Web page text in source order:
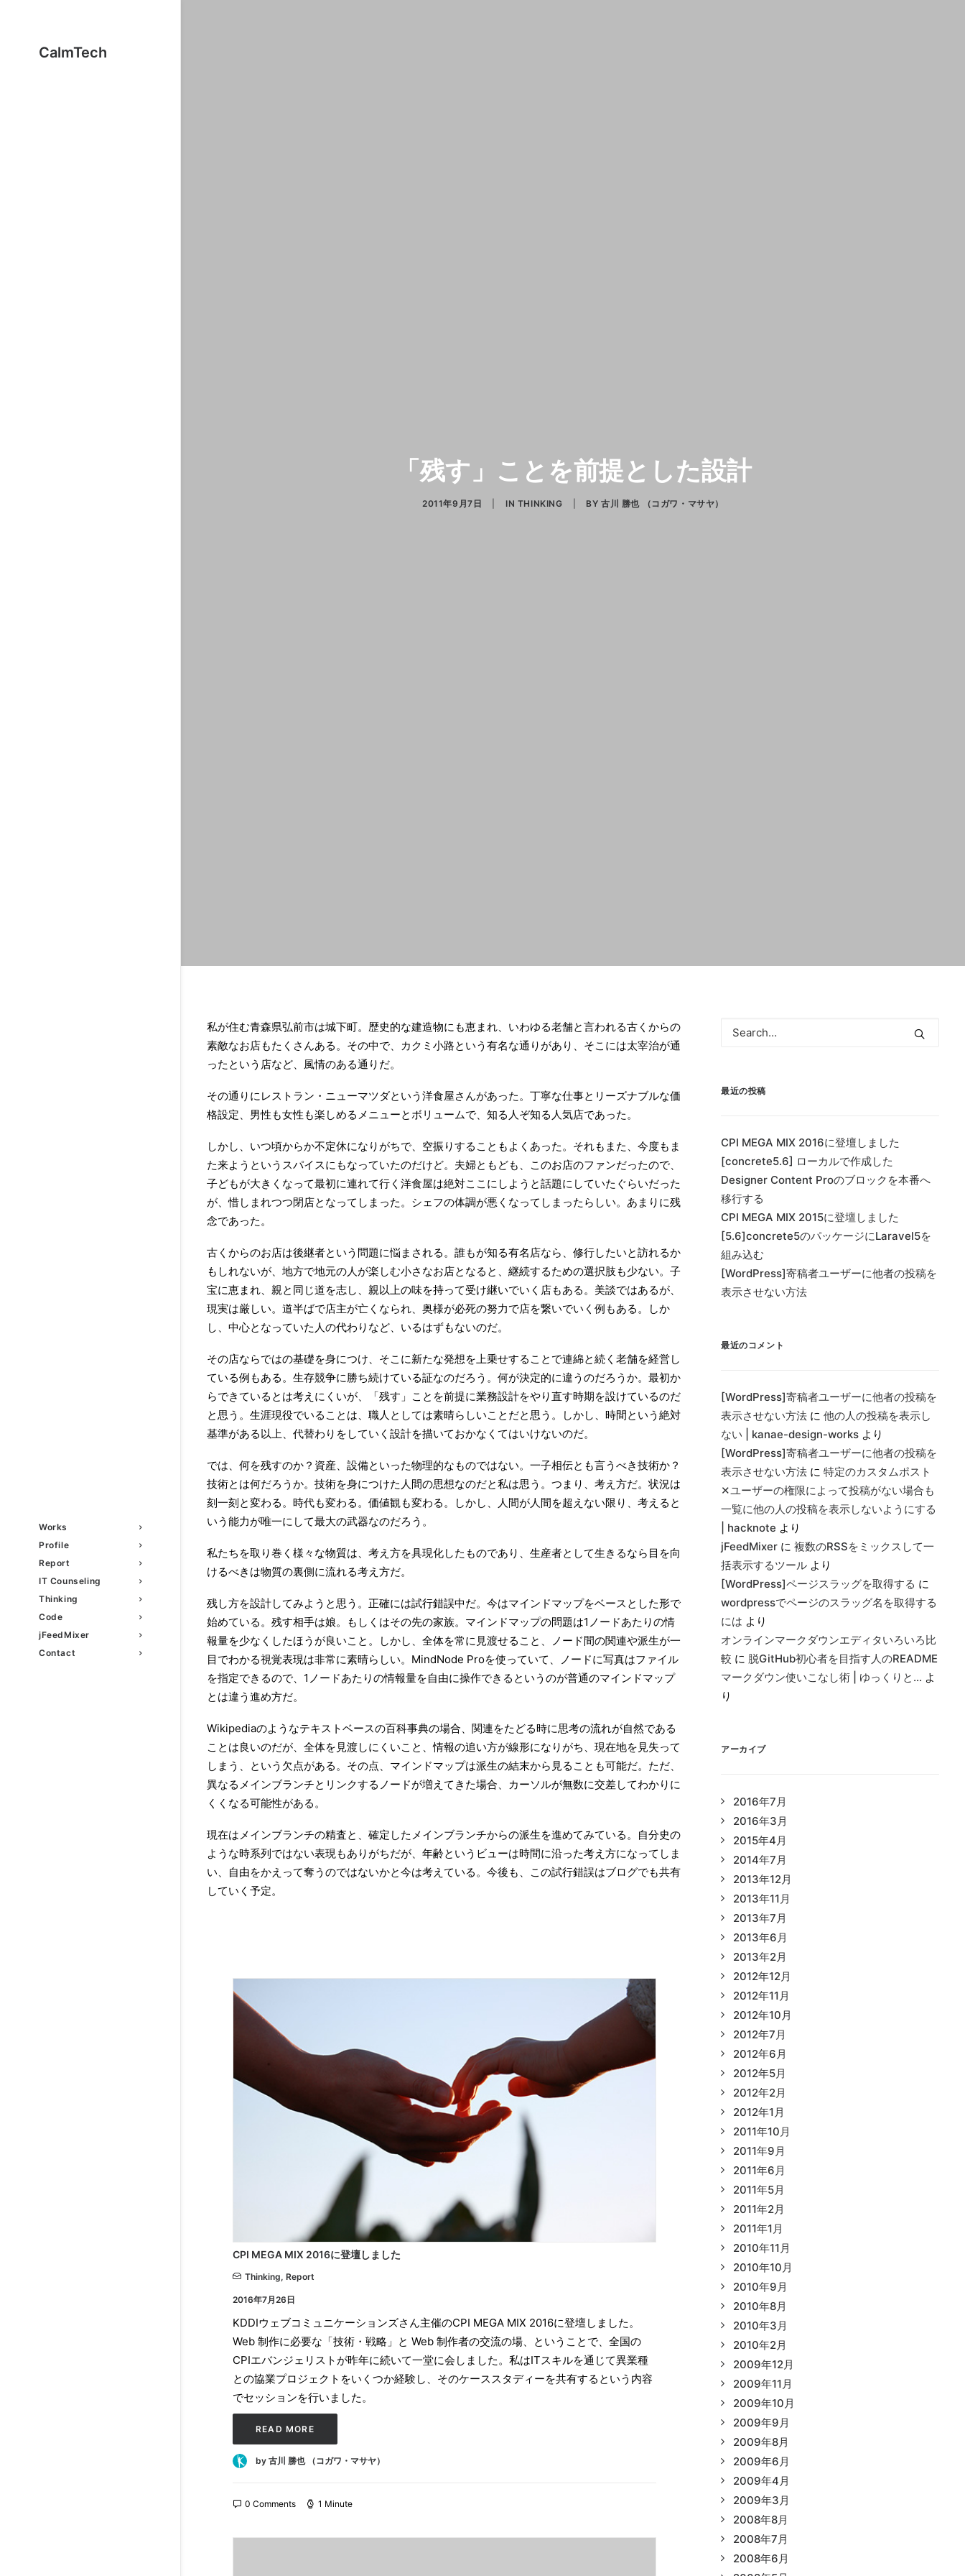
CalmTech
Works
Profile
Report
IT Counseling
Thinking
Code
jFeedMixer
Contact
「残す」ことを前提とした設計
2011年9月7日 IN THINKING BY古川 勝也 （コガワ・マサヤ）
私が住む青森県弘前市は城下町。歴史的な建造物にも恵まれ、いわゆる老舗と言われる古くからの
素敵なお店もたくさんある。その中で、カクミ小路という有名な通りがあり、そこには太宰治が通
ったという店など、風情のある通りだ。
その通りにレストラン・ニューマツダという洋食屋さんがあった。丁寧な仕事とリーズナブルな価
格設定、男性も女性も楽しめるメニューとボリュームで、知る人ぞ知る人気店であった。
しかし、いつ頃からか不定休になりがちで、空振りすることもよくあった。それもまた、今度もま
た来ようというスパイスにもなっていたのだけど。夫婦ともども、このお店のファンだったので、
子どもが大きくなって最初に連れて行く洋食屋は絶対ここにしようと話題にしていたぐらいだった
が、惜しまれつつ閉店となってしまった。シェフの体調が悪くなってしまったらしい。あまりに残
念であった。
古くからのお店は後継者という問題に悩まされる。誰もが知る有名店なら、修行したいと訪れるか
もしれないが、地方で地元の人が楽しむ小さなお店となると、継続するための選択肢も少ない。子
宝に恵まれ、親と同じ道を志し、親以上の味を持って受け継いでいく店もある。美談ではあるが、
現実は厳しい。道半ばで店主が亡くなられ、奥様が必死の努力で店を繋いでいく例もある。しか
し、中心となっていた人の代わりなど、いるはずもないのだ。
その店ならではの基礎を身につけ、そこに新たな発想を上乗せすることで連綿と続く老舗を経営し
ている例もある。生存競争に勝ち続けている証なのだろう。何が決定的に違うのだろうか。最初か
らできているとは考えにくいが、「残す」ことを前提に業務設計をやり直す時期を設けているのだ
と思う。生涯現役でいることは、職人としては素晴らしいことだと思う。しかし、時間という絶対
基準がある以上、代替わりをしていく設計を描いておかなくてはいけないのだ。
では、何を残すのか？資産、設備といった物理的なものではない。一子相伝とも言うべき技術か？
技術とは何だろうか。技術を身につけた人間の思想なのだと私は思う。つまり、考え方だ。状況は
刻一刻と変わる。時代も変わる。価値観も変わる。しかし、人間が人間を超えない限り、考えると
いう能力が唯一にして最大の武器なのだろう。
私たちを取り巻く様々な物質は、考え方を具現化したものであり、生産者として生きるなら目を向
けるべきは物質の裏側に流れる考え方だ。
残し方を設計してみようと思う。正確には試行錯誤中だ。今はマインドマップをベースとした形で
始めている。残す相手は娘。もしくはその先の家族。マインドマップの問題は1ノードあたりの情
報量を少なくしたほうが良いこと。しかし、全体を常に見渡せること、ノード間の関連や派生が一
目でわかる視覚表現は非常に素晴らしい。MindNode Proを使っていて、ノードに写真はファイル
を指定できるので、1ノードあたりの情報量を自由に操作できるというのが普通のマインドマップ
とは違う進め方だ。
Wikipediaのようなテキストベースの百科事典の場合、関連をたどる時に思考の流れが自然である
ことは良いのだが、全体を見渡しにくいこと、情報の追い方が線形になりがち、現在地を見失って
しまう、という欠点がある。その点、マインドマップは派生の結末から見ることも可能だ。ただ、
異なるメインブランチとリンクするノードが増えてきた場合、カーソルが無数に交差してわかりに
くくなる可能性がある。
現在はメインブランチの精査と、確定したメインブランチからの派生を進めてみている。自分史の
ような時系列ではない表現もありがちだが、年齢というビューは時間に沿った考え方になってしま
い、自由をかえって奪うのではないかと今は考えている。今後も、この試行錯誤はブログでも共有
していく予定。
CPI MEGA MIX 2016に登壇しました
Thinking, Report
2016年7月26日
KDDIウェブコミュニケーションズさん主催のCPI MEGA MIX 2016に登壇しました。
Web 制作に必要な「技術・戦略」と Web 制作者の交流の場、ということで、全国の
CPIエバンジェリストが昨年に続いて一堂に会しました。私はITスキルを通じて異業種
との協業プロジェクトをいくつか経験し、そのケーススタディーを共有するという内容
でセッションを行いました。
READ MORE
by 古川 勝也 （コガワ・マサヤ）
0 Comments 1 Minute
最近の投稿
CPI MEGA MIX 2016に登壇しました
[concrete5.6] ローカルで作成した
Designer Content Proのブロックを本番へ
移行する
CPI MEGA MIX 2015に登壇しました
[5.6]concrete5のパッケージにLaravel5を
組み込む
[WordPress]寄稿者ユーザーに他者の投稿を
表示させない方法
最近のコメント
[WordPress]寄稿者ユーザーに他者の投稿を
表示させない方法 に 他の人の投稿を表示し
ない | kanae-design-works より
[WordPress]寄稿者ユーザーに他者の投稿を
表示させない方法 に 特定のカスタムポスト
✕ユーザーの権限によって投稿がない場合も
一覧に他の人の投稿を表示しないようにする
| hacknote より
jFeedMixer に 複数のRSSをミックスして一
括表示するツール より
[WordPress]ページスラッグを取得する に
wordpressでページのスラッグ名を取得する
には より
オンラインマークダウンエディタいろいろ比
較 に 脱GitHub初心者を目指す人のREADME
マークダウン使いこなし術 | ゆっくりと… よ
り
アーカイブ
2016年7月
2016年3月
2015年4月
2014年7月
2013年12月
2013年11月
2013年7月
2013年6月
2013年2月
2012年12月
2012年11月
2012年10月
2012年7月
2012年6月
2012年5月
2012年2月
2012年1月
2011年10月
2011年9月
2011年6月
2011年5月
2011年2月
2011年1月
2010年11月
2010年10月
2010年9月
2010年8月
2010年3月
2010年2月
2009年12月
2009年11月
2009年10月
2009年9月
2009年8月
2009年6月
2009年4月
2009年3月
2008年8月
2008年7月
2008年6月